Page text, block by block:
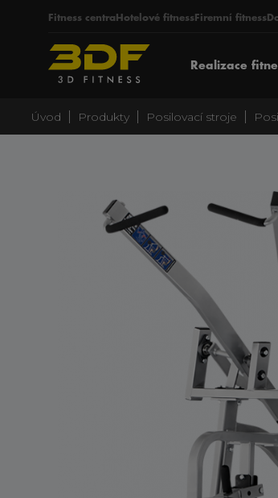
Úvod Produkty Posilovací stroje
Fitness centra Hotelové fitness Firemní fitness
Realizace